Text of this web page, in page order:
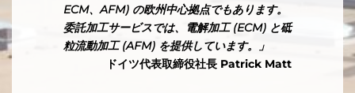
ECM、AFM) の欧州中心拠点でもあります。
委託加工サービスでは、電解加工 (ECM) と砥
粒流動加工 (AFM) を提供しています。」
ドイツ代表取締役社長 Patrick Matt